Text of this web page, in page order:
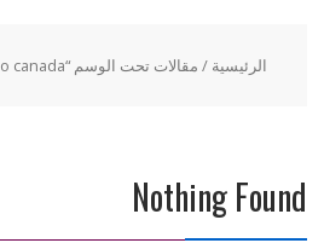
الرئيسية / مقالات تحت الوسم “zet casino canada”
Nothing Found